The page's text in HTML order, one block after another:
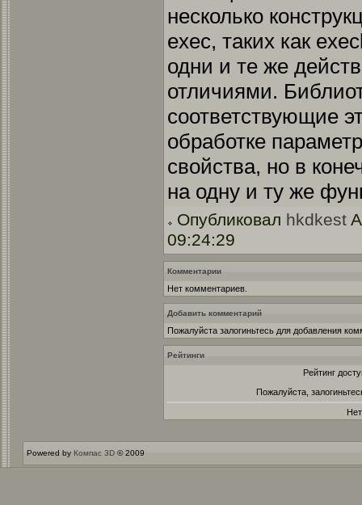
несколько
exec, таких как
одни и те же
отличиями.
соответствующие
обработке
свойства, но в
на одну и ту же
Опубликовал hkdkest
09:24:29
Комментарии
Нет комментариев.
Добавить комментарий
Пожалуйста залогиньтесь для добавления
Рейтинги
Рейтинг
Пожалуйста,
Powered by Компас 3D © 2009